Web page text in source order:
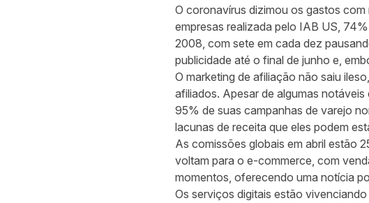
O coronavírus dizimou os gastos
empresas realizada pelo IAB US,
2008, com sete em cada dez
publicidade até o final de junho e,
O marketing de afiliação não saiu
afiliados. Apesar de algumas
95% de suas campanhas de varejo
lacunas de receita que eles podem
As comissões globais em abril estão
voltam para o e-commerce, com
momentos, oferecendo uma notícia
Os serviços digitais estão